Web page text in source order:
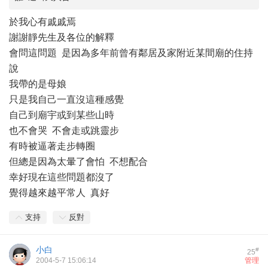
於我心有戚戚焉
謝謝靜先生及各位的解釋
會問這問題 是因為多年前曾有鄰居及家附近某間廟的住持
說
我帶的是母娘
只是我自己一直沒這種感覺
自己到廟宇或到某些山時
也不會哭 不會走或跳靈步
有時被逼著走步轉圈
但總是因為太暈了會怕 不想配合
幸好現在這些問題都沒了
覺得越來越平常人 真好
支持 反對
25#
小白
管理
2004-5-7 15:06:14